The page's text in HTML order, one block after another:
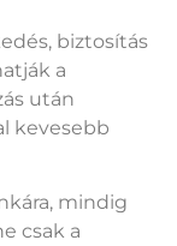
biztosítás
a
után
kevesebb
mindig
csak a